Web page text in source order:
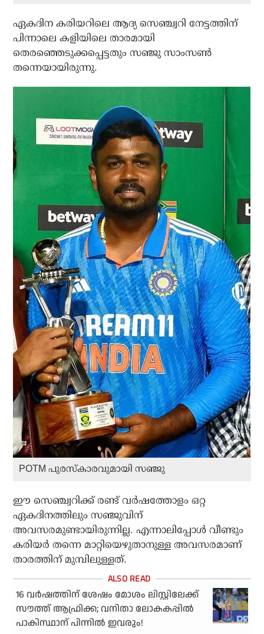
ഏകദിന കരിയറിലെ ആദ്യ സെഞ്ച്വറി നേട്ടത്തിന്
പിന്നാലെ കളിയിലെ താരമായി
തെരഞ്ഞെടുക്കപ്പെട്ടതും സഞ്ജു സാംസണ്‍
തന്നെയായിരുന്നു.
POTM പുരസ്കാരവുമായി സഞ്ജു
ഈ സെഞ്ച്വറിക്ക് രണ്ട് വര്‍ഷത്തോളം ഒറ്റ
ഏകദിനത്തിലും സഞ്ജുവിന്
അവസരമുണ്ടായിരുന്നില്ല. എന്നാലിപ്പോള്‍ വീണ്ടും
കരിയര്‍ തന്നെ മാറ്റിയെഴുതാനുള്ള അവസരമാണ്
താരത്തിന് മുമ്പിലുള്ളത്.
16 വര്‍ഷത്തിന് ശേഷം മോശം ലിസ്റ്റിലേക്ക്
സൗത്ത് ആഫ്രിക്ക; വനിതാ ലോകകപ്പില്‍
പാകിസ്ഥാന് പിന്നില്‍ ഇവരും!